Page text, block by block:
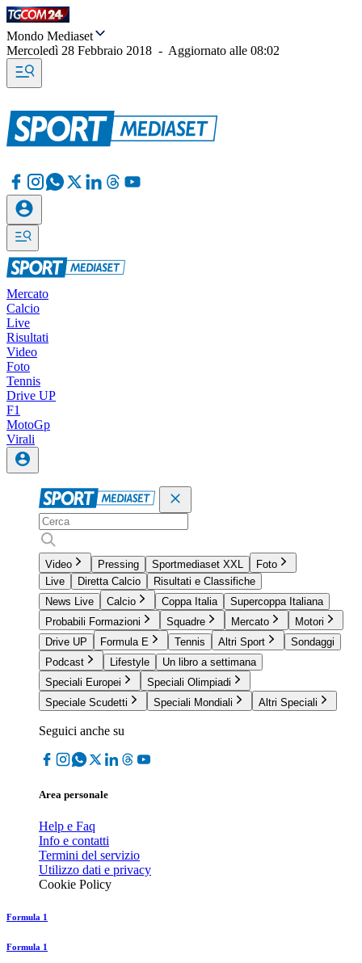
Mondo Mediaset
Mercoledì 28 Febbraio 2018 - Aggiornato alle 08:02
Mercato
Calcio
Live
Risultati
Video
Foto
Tennis
Drive UP
F1
MotoGp
Virali
Video Pressing Sportmediaset XXL
Foto
Live
Diretta Calcio
Risultati e Classifiche
News Live
Calcio Coppa Italia
Supercoppa Italiana
Probabili Formazioni
Squadre Mercato
Motori
Drive UP
Formula E Tennis Altri Sport
Sondaggi
Podcast
Lifestyle
Un libro a settimana
Speciali Europei
Speciali Olimpiadi
Speciale Scudetti
Speciali Mondiali Altri Speciali
Seguici anche su
Area personale
Help e Faq
Info e contatti
Termini del servizio
Utilizzo dati e privacy
Cookie Policy
Formula 1
Formula 1